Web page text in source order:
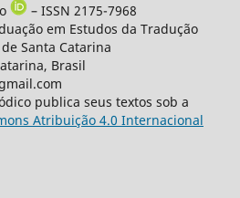
– ISSN 2175-7968
em Estudos da Tradução
Santa Catarina
Brasil
publica seus textos sob a
Atribuição 4.0 Internacional